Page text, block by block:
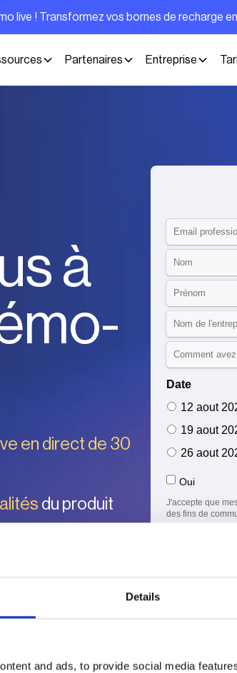
Details
and ads, to provide social media
live ! Transformez vos bornes de recharge
Partenaires Entreprise
à
en direct de 30
du produit